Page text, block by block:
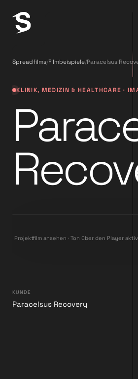
Spreadfilms/Filmbeispiele/Paracelsus
KLINIK, MEDIZIN & HEALTHCARE ·
Projektfilm ansehen · Ton über den Player
KUNDE
Paracelsus Recovery